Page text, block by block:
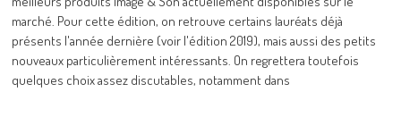
marché. Pour cette édition, on retrouve certains lauréats déjà
présents l'année dernière (voir l'édition 2019), mais aussi des petits
nouveaux particulièrement intéressants. On regrettera toutefois
quelques choix assez discutables, notamment dans